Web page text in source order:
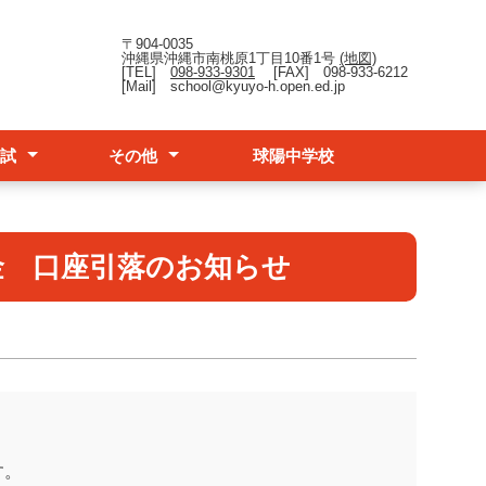
〒904-0035
沖縄県沖縄市南桃原1丁目10番1号 (地図)
[TEL] 098-933-9301 [FAX] 098-933-6212
[Mail] school@kyuyo-h.open.ed.jp
その他 球陽中学校
口座引落のお知らせ